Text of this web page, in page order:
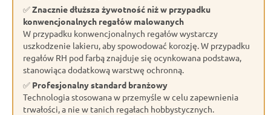
✅Znacznie dłuższa żywotność niż w przypadku
konwencjonalnych regałów malowanych
W przypadku konwencjonalnych regałów wystarczy
uszkodzenie lakieru, aby spowodować korozję. W przypadku
regałów RH pod farbą znajduje się ocynkowana podstawa,
stanowiąca dodatkową warstwę ochronną.
✅ Profesjonalny standard branżowy
Technologia stosowana w przemyśle w celu zapewnienia
trwałości, a nie w tanich regałach hobbystycznych.